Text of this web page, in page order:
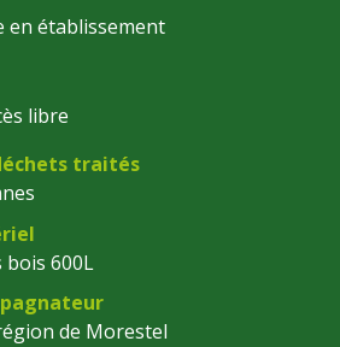
en établissement
libre
traités
600L
de Morestel